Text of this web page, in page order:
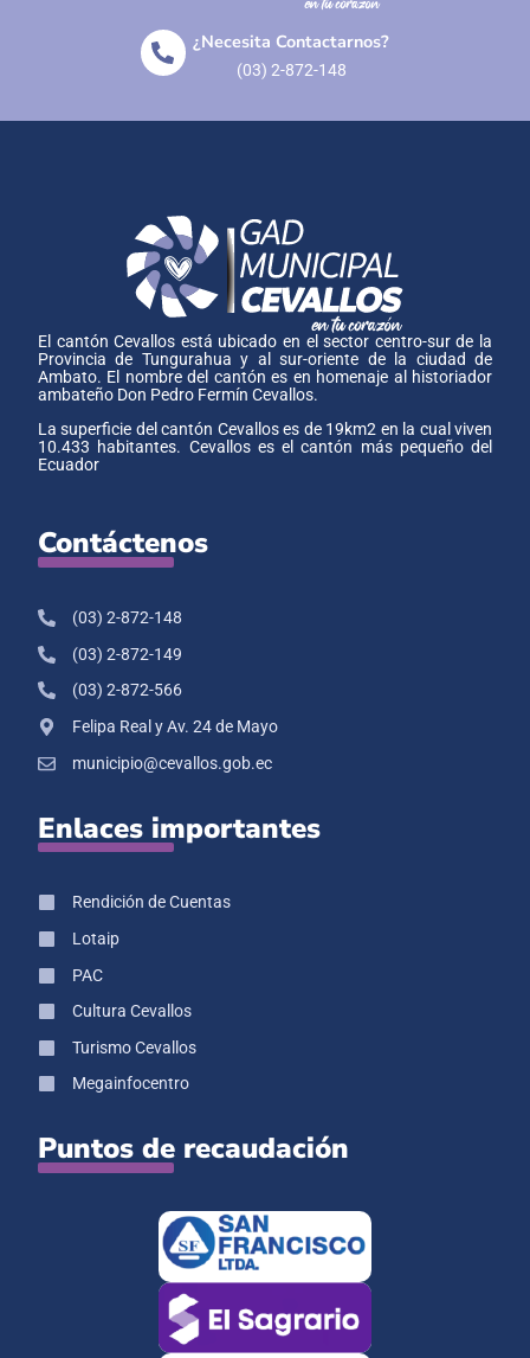
¿Necesita Contactarnos?
(03) 2-872-148
El cantón Cevallos está ubicado en el sector centro-sur de la
Provincia de Tungurahua y al sur-oriente de la ciudad de
Ambato. El nombre del cantón es en homenaje al historiador
ambateño Don Pedro Fermín Cevallos.
La superficie del cantón Cevallos es de 19km2 en la cual viven
10.433 habitantes. Cevallos es el cantón más pequeño del
Ecuador
Contáctenos
(03) 2-872-148
(03) 2-872-149
(03) 2-872-566
Felipa Real y Av. 24 de Mayo
municipio@cevallos.gob.ec
Enlaces importantes
Rendición de Cuentas
Lotaip
PAC
Cultura Cevallos
Turismo Cevallos
Megainfocentro
Puntos de recaudación